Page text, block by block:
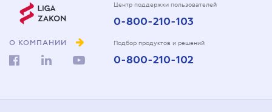
О КОМПАНИИ
Центр поддержки пользователей
0-800-210-103
Подбор продуктов и решений
0-800-210-102